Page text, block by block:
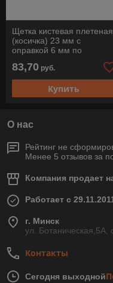
Щетка кистевая плетеная
(косичка) 23 мм с
оправкой 6 мм по
нержавеющей стали PBG
2323/6 INOX 0,35 Pferd
83,70 руб.
Купить
О нас
Рейтинг не
Менее 5 отзывов за
Компания продает
Работает с
г. Минск
ул.
Контакты
Сегодня выходной